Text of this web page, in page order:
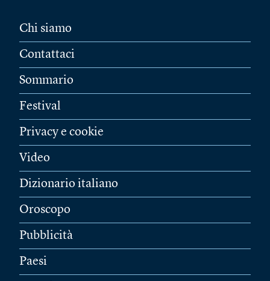
Chi siamo
Contattaci
Sommario
Festival
Privacy e cookie
Video
Dizionario italiano
Oroscopo
Pubblicità
Paesi